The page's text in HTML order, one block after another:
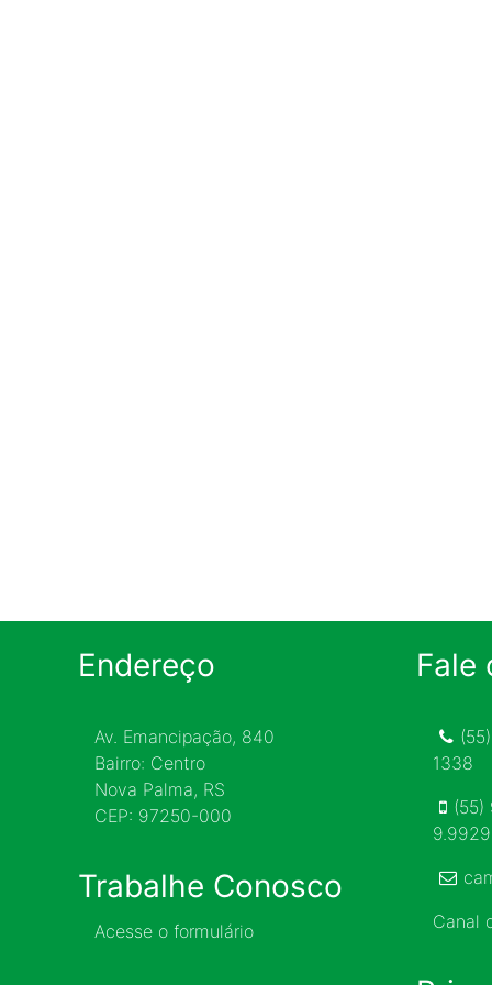
Endereço
Av. Emancipação, 840
Bairro: Centro
Nova Palma, RS
CEP: 97250-000
Trabalhe Conosco
Acesse o formulário
Fale
1338
(55)
Canal